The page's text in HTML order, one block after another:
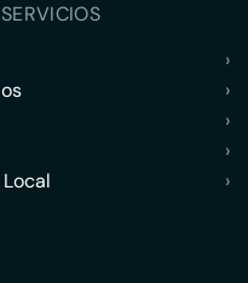
›
›
›
›
›